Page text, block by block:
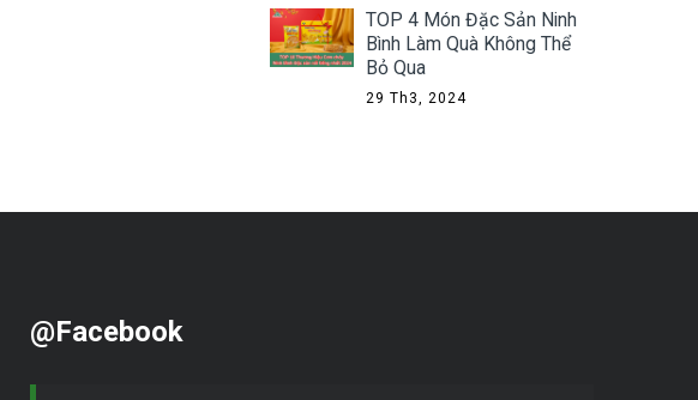
TOP 4 Món Đặc Sản Ninh
Bình Làm Quà Không Thể
Bỏ Qua
29 Th3, 2024
@Facebook